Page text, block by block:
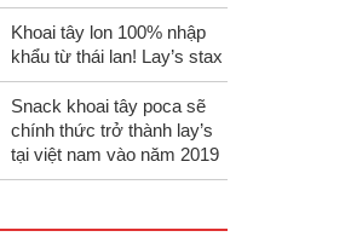
Khoai tây lon 100% nhập
khẩu từ thái lan! Lay’s stax
Snack khoai tây poca sẽ
chính thức trở thành lay’s
tại việt nam vào năm 2019